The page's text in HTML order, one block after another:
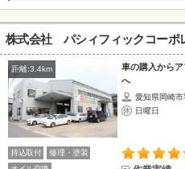
株式会社 パシィフィックコーポ
距離:3.4km
車の購入から
へ
愛知県岡崎市
日曜日
持込取付
修理・塗装